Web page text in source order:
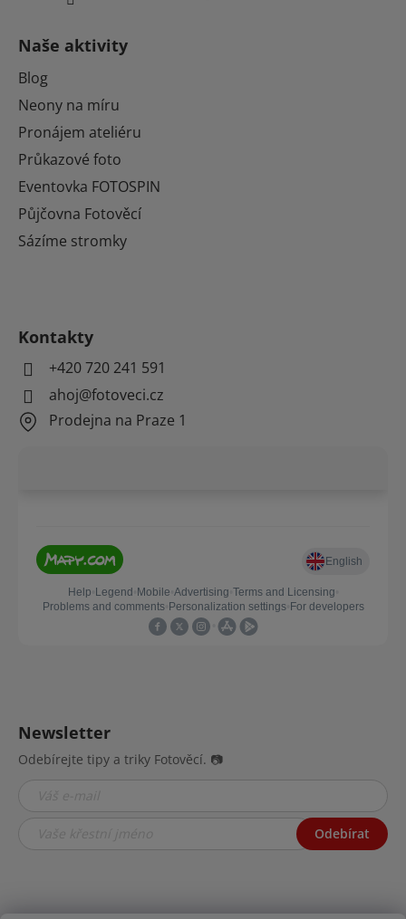
Naše aktivity
Blog
Neony na míru
Pronájem ateliéru
Průkazové foto
Eventovka FOTOSPIN
Půjčovna Fotověcí
Sázíme stromky
Kontakty
+420 720 241 591
ahoj@fotoveci.cz
Prodejna na Praze 1
Newsletter
Odebírejte tipy a triky Fotověcí. 📷
Odebírat